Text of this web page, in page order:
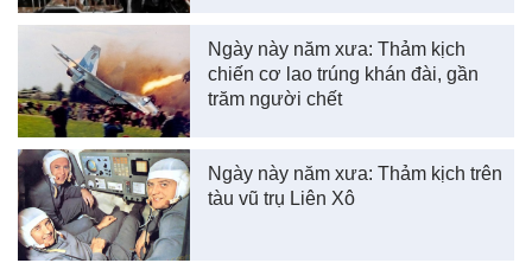
Ngày này năm xưa: Thảm kịch
chiến cơ lao trúng khán đài, gần
trăm người chết
Ngày này năm xưa: Thảm kịch trên
tàu vũ trụ Liên Xô